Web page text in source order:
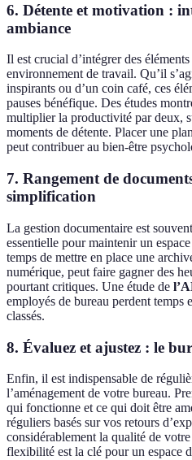
6. Détente et motivation :
ambiance
Il est crucial d’intégrer des
environnement de travail. Qu’il
inspirants ou d’un coin café, ces
pauses bénéfique. Des études
multiplier la productivité par deux,
moments de détente. Placer une
peut contribuer au bien-être
7. Rangement de
simplification
La gestion documentaire est
essentielle pour maintenir un
temps de mettre en place une
numérique, peut faire gagner des
pourtant critiques. Une étude de
employés de bureau perdent temps
classés.
8. Évaluez et ajustez : le
Enfin, il est indispensable de
l’aménagement de votre bureau.
qui fonctionne et ce qui doit être
réguliers basés sur vos retours
considérablement la qualité de
flexibilité est la clé pour un espace